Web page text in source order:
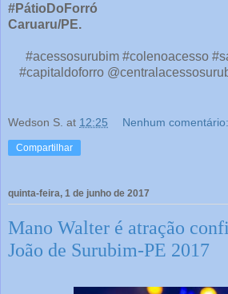
#PátioDoForró
Caruaru/PE.
#acessosurubim #colenoacesso
#capitaldoforro
Wedson S. at 12:25 Nenhum comentário:
Compartilhar
quinta-feira, 1 de junho de 2017
Mano Walter é atração
João de Surubim-PE 2017